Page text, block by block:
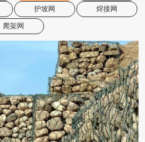
护坡网 焊接网
爬架网